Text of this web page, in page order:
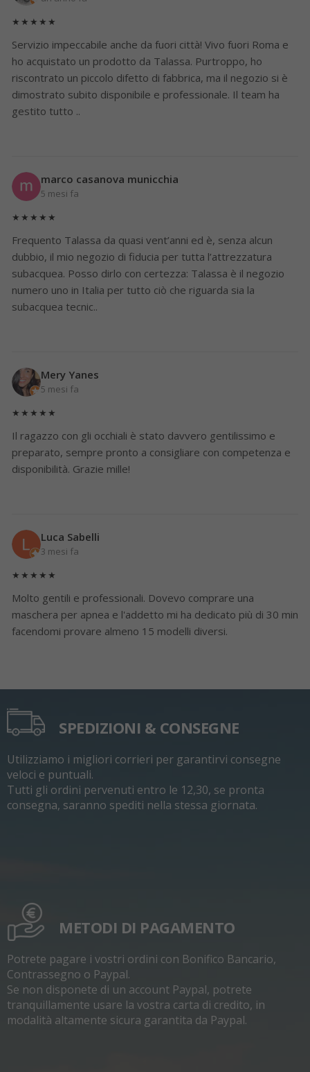
★★★★★
Servizio impeccabile anche da fuori città! Vivo fuori Roma e
ho acquistato un prodotto da Talassa. Purtroppo, ho
riscontrato un piccolo difetto di fabbrica, ma il negozio si è
dimostrato subito disponibile e professionale. Il team ha
gestito tutto ..
marco casanova municchia
5 mesi fa
★★★★★
Frequento Talassa da quasi vent’anni ed è, senza alcun
dubbio, il mio negozio di fiducia per tutta l’attrezzatura
subacquea. Posso dirlo con certezza: Talassa è il negozio
numero uno in Italia per tutto ciò che riguarda sia la
subacquea tecnic..
Mery Yanes
5 mesi fa
★★★★★
Il ragazzo con gli occhiali è stato davvero gentilissimo e
preparato, sempre pronto a consigliare con competenza e
disponibilità. Grazie mille!
Luca Sabelli
3 mesi fa
★★★★★
Molto gentili e professionali. Dovevo comprare una
maschera per apnea e l'addetto mi ha dedicato più di 30 min
facendomi provare almeno 15 modelli diversi.
SPEDIZIONI & CONSEGNE
Utilizziamo i migliori corrieri per garantirvi consegne
veloci e puntuali.
Tutti gli ordini pervenuti entro le 12,30, se pronta
consegna, saranno spediti nella stessa giornata.
METODI DI PAGAMENTO
Potrete pagare i vostri ordini con Bonifico Bancario,
Contrassegno o Paypal.
Se non disponete di un account Paypal, potrete
tranquillamente usare la vostra carta di credito, in
modalità altamente sicura garantita da Paypal.